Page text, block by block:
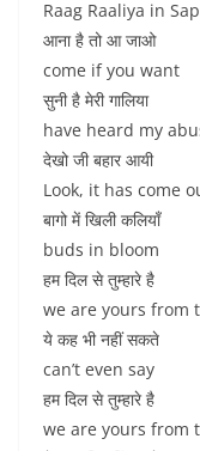
Raag Raaliya in
आना है तो आ जाओ
come if you want
सुनी है मेरी गालिया
have heard my
देखो जी बहार आयी
Look, it has come
बागो में खिली कलियाँ
buds in bloom
हम दिल से तुम्हारे है
we are yours from
ये कह भी नहीं सकते
can’t even say
हम दिल से तुम्हारे है
we are yours from